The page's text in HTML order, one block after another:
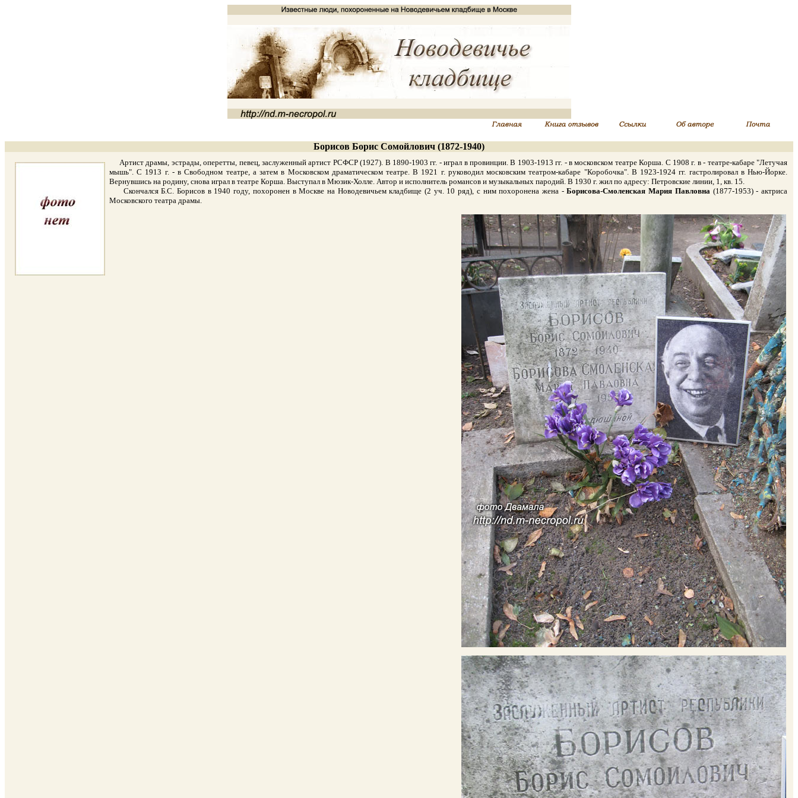
Борисов Борис Сомойлович (1872-1940)
Артист драмы, эстрады, оперетты, певец, заслуженный артист РСФСР (1927). В 1890-1903 гг. - играл в провинции. В 1903-1913 гг. - в московском театре Корша. С 1908 г. в - театре-кабаре "Летучая
мышь". С 1913 г. - в Свободном театре, а затем в Московском драматическом театре. В 1921 г. руководил московским театром-кабаре "Коробочка". В 1923-1924 гг. гастролировал в Нью-Йорке.
Вернувшись на родину, снова играл в театре Корша. Выступал в Мюзик-Холле. Автор и исполнитель романсов и музыкальных пародий. В 1930 г. жил по адресу: Петровские линии, 1, кв. 15.
Скончался Б.С. Борисов в 1940 году, похоронен в Москве на Новодевичьем кладбище (2 уч. 10 ряд), с ним похоронена жена -Борисова-Смоленская Мария Павловна(1877-1953) - актриса
Московского театра драмы.